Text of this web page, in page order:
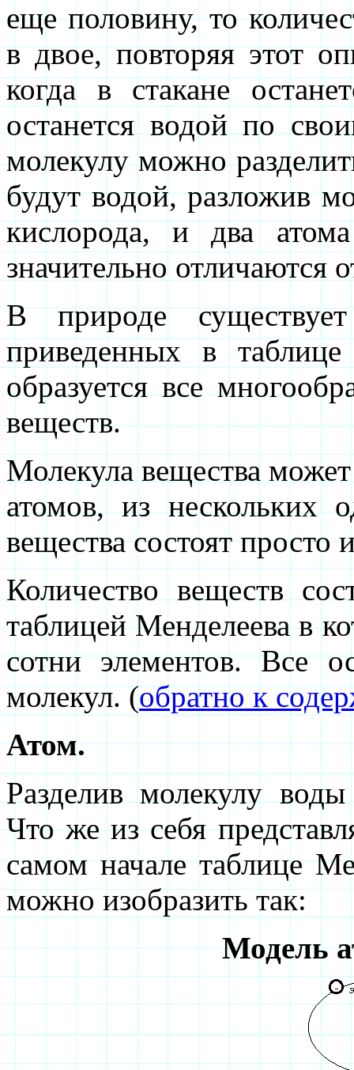
еще половину, то
в двое, повторяя этот
когда в стакане
останется водой по
молекулу можно
будут водой, разложив
кислорода, и два
значительно отличаются
В природе
приведенных в
образуется все
веществ.
Молекула вещества
атомов, из нескольких
вещества состоят просто
Количество веществ
таблицей Менделеева в
сотни элементов. Все
молекул. (обратно к
Атом.
Разделив молекулу
Что же из себя
самом начале таблице
можно изобразить так:
Модель